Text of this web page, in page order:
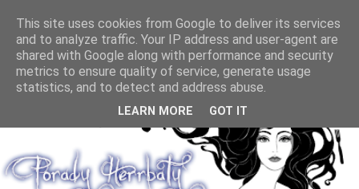
This site uses cookies from Google to deliver its services
and to analyze traffic. Your IP address and user-agent are
shared with Google along with performance and security
metrics to ensure quality of service, generate usage
statistics, and to detect and address abuse.
LEARN MORE GOT IT